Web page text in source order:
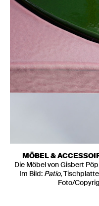
MÖBEL &
Die Möbel von Gisbert
Im Bild: Patio,
Foto/